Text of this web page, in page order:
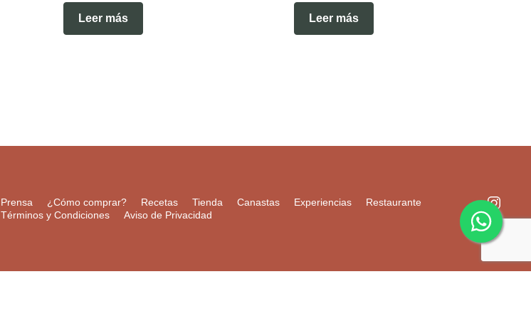
Leer más Leer más
Prensa ¿Cómo comprar? Recetas Tienda Canastas Experiencias
Restaurante
Términos y Condiciones Aviso de Privacidad